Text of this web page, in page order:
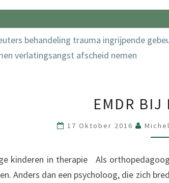
EMDR BIJ
17 Oktober 2016
kinderen in therapie Als
Anders dan een psycholoog, die zich